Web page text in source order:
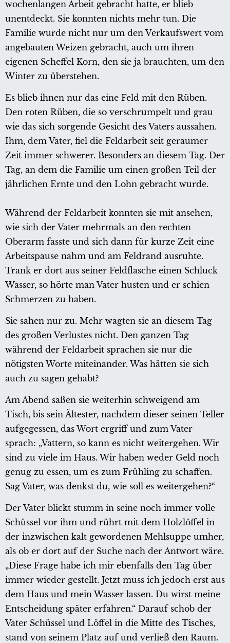
wochenlangen Arbeit gebracht hatte, er blieb
unentdeckt. Sie konnten nichts mehr tun. Die
Familie wurde nicht nur um den Verkaufswert vom
angebauten Weizen gebracht, auch um ihren
eigenen Scheffel Korn, den sie ja brauchten, um den
Winter zu überstehen.
Es blieb ihnen nur das eine Feld mit den Rüben.
Den roten Rüben, die so verschrumpelt und grau
wie das sich sorgende Gesicht des Vaters aussahen.
Ihm, dem Vater, fiel die Feldarbeit seit geraumer
Zeit immer schwerer. Besonders an diesem Tag. Der
Tag, an dem die Familie um einen großen Teil der
jährlichen Ernte und den Lohn gebracht wurde.
Während der Feldarbeit konnten sie mit ansehen,
wie sich der Vater mehrmals an den rechten
Oberarm fasste und sich dann für kurze Zeit eine
Arbeitspause nahm und am Feldrand ausruhte.
Trank er dort aus seiner Feldflasche einen Schluck
Wasser, so hörte man Vater husten und er schien
Schmerzen zu haben.
Sie sahen nur zu. Mehr wagten sie an diesem Tag
des großen Verlustes nicht. Den ganzen Tag
während der Feldarbeit sprachen sie nur die
nötigsten Worte miteinander. Was hätten sie sich
auch zu sagen gehabt?
Am Abend saßen sie weiterhin schweigend am
Tisch, bis sein Ältester, nachdem dieser seinen Teller
aufgegessen, das Wort ergriff und zum Vater
sprach: „Vattern, so kann es nicht weitergehen. Wir
sind zu viele im Haus. Wir haben weder Geld noch
genug zu essen, um es zum Frühling zu schaffen.
Sag Vater, was denkst du, wie soll es weitergehen?“
Der Vater blickt stumm in seine noch immer volle
Schüssel vor ihm und rührt mit dem Holzlöffel in
der inzwischen kalt gewordenen Mehlsuppe umher,
als ob er dort auf der Suche nach der Antwort wäre.
„Diese Frage habe ich mir ebenfalls den Tag über
immer wieder gestellt. Jetzt muss ich jedoch erst aus
dem Haus und mein Wasser lassen. Du wirst meine
Entscheidung später erfahren.“ Darauf schob der
Vater Schüssel und Löffel in die Mitte des Tisches,
stand von seinem Platz auf und verließ den Raum.